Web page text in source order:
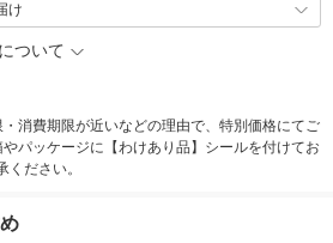
け
ついて
消費期限が近いなどの理由で、特別価格にてご
パッケージに【わけあり品】シールを付けてお
ださい。